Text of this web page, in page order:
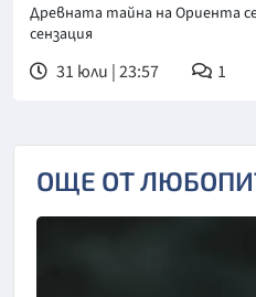
Древната тайна на Ориента
сензация
31 юли | 23:57 1
ОЩЕ ОТ